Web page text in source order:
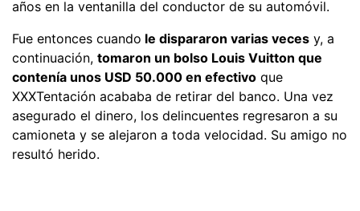
años en la ventanilla del conductor de su automóvil.
Fue entonces cuando le dispararon varias veces y, a
continuación, tomaron un bolso Louis Vuitton que
contenía unos USD 50.000 en efectivo que
XXXTentación acababa de retirar del banco. Una vez
asegurado el dinero, los delincuentes regresaron a su
camioneta y se alejaron a toda velocidad. Su amigo no
resultó herido.